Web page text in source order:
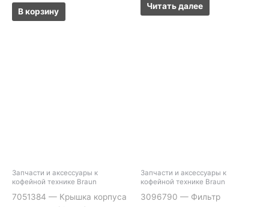
В корзину
Читать далее
Запчасти и аксессуары к
кофейной технике Braun
7051384 — Крышка корпуса
Запчасти и аксессуары к
кофейной технике Braun
3096790 — Фильтр